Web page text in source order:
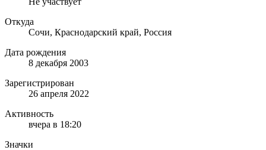
Откуда
Сочи, Краснодарский край, Россия
Дата рождения
8 декабря 2003
Зарегистрирован
26 апреля 2022
Активность
вчера в 18:20
Значки